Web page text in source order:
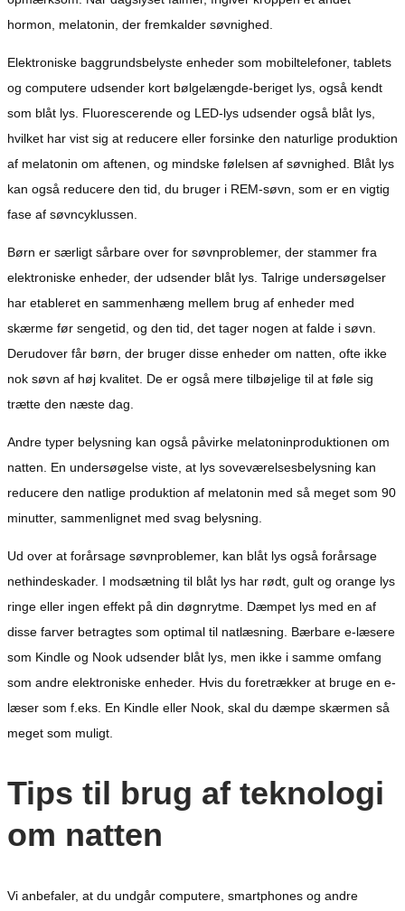
hormon, melatonin, der fremkalder søvnighed.
Elektroniske baggrundsbelyste enheder som mobiltelefoner, tablets
og computere udsender kort bølgelængde-beriget lys, også kendt
som blåt lys. Fluorescerende og LED-lys udsender også blåt lys,
hvilket har vist sig at reducere eller forsinke den naturlige produktion
af melatonin om aftenen, og mindske følelsen af ​​søvnighed. Blåt lys
kan også reducere den tid, du bruger i REM-søvn, som er en vigtig
fase af søvncyklussen.
Børn er særligt sårbare over for søvnproblemer, der stammer fra
elektroniske enheder, der udsender blåt lys. Talrige undersøgelser
har etableret en sammenhæng mellem brug af enheder med
skærme før sengetid, og den tid, det tager nogen at falde i søvn.
Derudover får børn, der bruger disse enheder om natten, ofte ikke
nok søvn af høj kvalitet. De er også mere tilbøjelige til at føle sig
trætte den næste dag.
Andre typer belysning kan også påvirke melatoninproduktionen om
natten. En undersøgelse viste, at lys soveværelsesbelysning kan
reducere den natlige produktion af melatonin med så meget som 90
minutter, sammenlignet med svag belysning.
Ud over at forårsage søvnproblemer, kan blåt lys også forårsage
nethindeskader. I modsætning til blåt lys har rødt, gult og orange lys
ringe eller ingen effekt på din døgnrytme. Dæmpet lys med en af ​​
disse farver betragtes som optimal til natlæsning. Bærbare e-læsere
som Kindle og Nook udsender blåt lys, men ikke i samme omfang
som andre elektroniske enheder. Hvis du foretrækker at bruge en e-
læser som f.eks. En Kindle eller Nook, skal du dæmpe skærmen så
meget som muligt.
Tips til brug af teknologi
om natten
Vi anbefaler, at du undgår computere, smartphones og andre